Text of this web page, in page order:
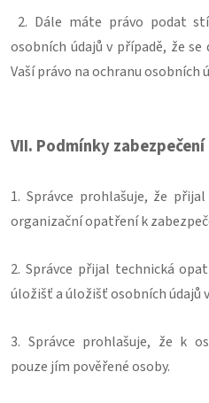
2. Dále máte právo podat
osobních údajů v případě, že
Vaší právo na ochranu osobních
VII. Podmínky
1. Správce prohlašuje, že
organizační opatření k
2. Správce přijal technická
úložišť a úložišť osobních údajů
3. Správce prohlašuje, že k
pouze jím pověřené osoby.